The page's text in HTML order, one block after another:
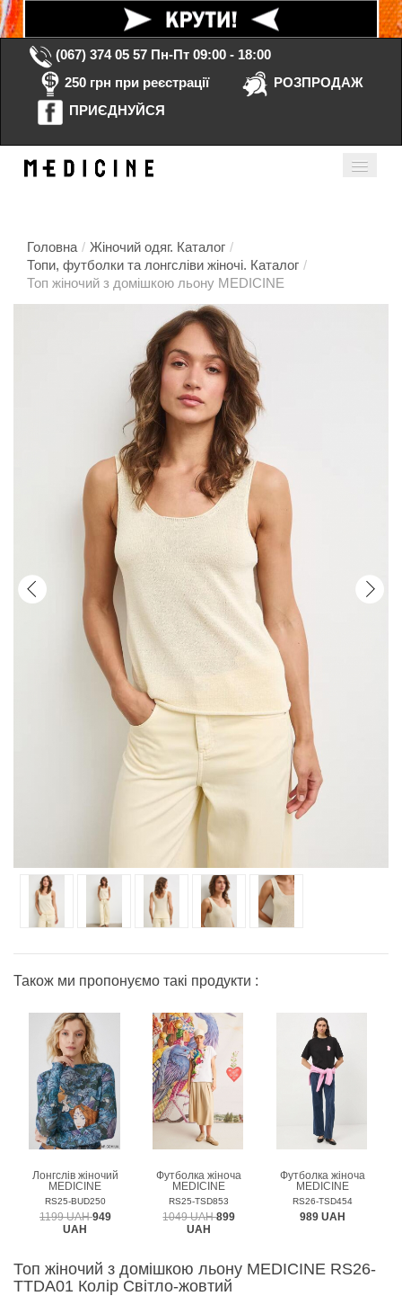
(067) 374 05 57 Пн-Пт 09:00 - 18:00
250 грн при реєстрації
РОЗПРОДАЖ
ПРИЄДНУЙСЯ
Головна / Жіночий одяг. Каталог /
Топи, футболки та лонгсліви жіночі. Каталог /
Топ жіночий з домішкою льону MEDICINE
Також ми пропонуємо такі продукти :
Лонгслів жіночий
MEDICINE
RS25-BUD250
1199 UAH949
UAH
Футболка жіноча
MEDICINE
RS25-TSD853
1049 UAH899
UAH
Футболка жіноча
MEDICINE
RS26-TSD454
989 UAH
Топ жіночий з домішкою льону MEDICINE RS26-
TTDA01 Колір Світло-жовтий